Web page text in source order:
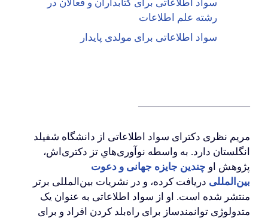
سواد اطلاعاتی برای کتابداران و فعالان در
رشته علم اطلاعات
سواد اطلاعاتی برای مولدی پایدار
———————————
مریم نظری دکترای سواد اطلاعاتی از دانشگاه شفیلد
انگلستان دارد. به واسطه نوآوری‌هایِ تز دکتری‌اش،
پژوهش او چندین جایزه جهانی و دعوت
بین‌المللی دریافت کرده، و در نشریات بین‌المللی برتر
منتشر شده است. او از سواد اطلاعاتی به عنوان یک
متدولوژی توانمندساز برای راه‌بلد کردن افراد و برای